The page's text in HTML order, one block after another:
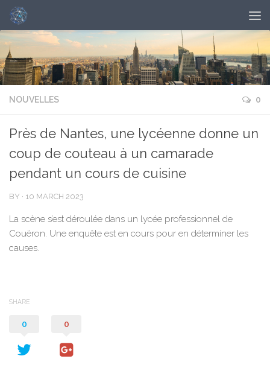
NOUVELLES 0
Près de Nantes, une lycéenne donne un
coup de couteau à un camarade
pendant un cours de cuisine
BY · 10 MARCH 2023
La scène s’est déroulée dans un lycée professionnel de
Couëron. Une enquête est en cours pour en déterminer les
causes.
SHARE
0 0